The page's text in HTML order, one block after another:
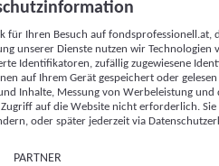
Messung von Werbeleistung
sowie Zielgruppenforschung.
Online-Kennungen (z. B. login-
Kennungen,
zusammen mit anderen
und Browserinformationen,
Technologien usw.) auf
von dort ausgelesen werden, um es
es eine App oder einer Webseite
mehrere der hier aufgeführten
für Ihren Besuch auf
unserer Dienste nutzen wir Technologien
Identifikatoren, zufällig zugewiesene
auf Ihrem Gerät gespeichert oder
Inhalte, Messung von Werbeleistung
auf die Website nicht erforderlich.
oder später jederzeit via
PARTNER